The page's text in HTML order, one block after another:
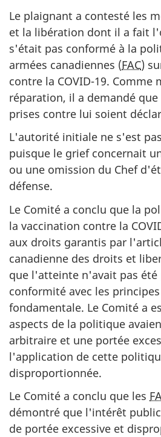
Le plaignant a contesté les
et la libération dont il a fait
s'était pas conformé à la
armées canadiennes (FAC)
contre la COVID-19. Comme
réparation, il a demandé
prises contre lui soient
L'autorité initiale ne s'est
puisque le grief concernait
ou une omission du Chef
défense.
Le Comité a conclu que la
la vaccination contre la
aux droits garantis par
canadienne des droits et
que l'atteinte n'avait pas été
conformité avec les
fondamentale. Le Comité a
aspects de la politique
arbitraire et une portée
l'application de cette
disproportionnée.
Le Comité a conclu que les
démontré que l'intérêt
de portée excessive et